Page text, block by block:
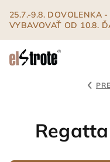
obsah
25.7.-9.8. DOVOLENKA
VYBAVOVAŤ OD 10.8.